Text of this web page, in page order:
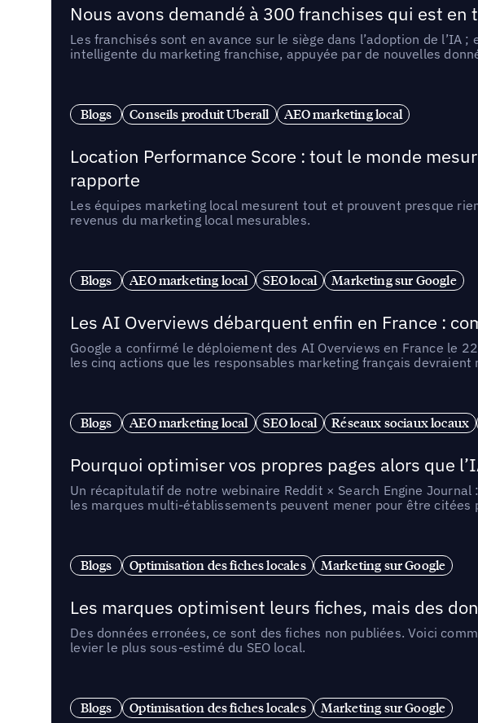
Nous avons demandé à 300 franchises qui est en
Les franchisés sont en avance sur le siège dans l’adoption de l’IA
intelligente du marketing franchise, appuyée par de nouvelles
Blogs Conseils produit Uberall AEO marketing local
Location Performance Score : tout le monde
rapporte
Les équipes marketing local mesurent tout et prouvent presque
revenus du marketing local mesurables.
Blogs AEO marketing local SEO local Marketing sur Google
Les AI Overviews débarquent enfin en France :
Google a confirmé le déploiement des AI Overviews en France le
les cinq actions que les responsables marketing français devraient
Blogs AEO marketing local SEO local Réseaux sociaux locaux
Pourquoi optimiser vos propres pages alors que
Un récapitulatif de notre webinaire Reddit × Search Engine
les marques multi-établissements peuvent mener pour être citées
Blogs Optimisation des fiches locales Marketing sur Google
Les marques optimisent leurs fiches, mais des
Des données erronées, ce sont des fiches non publiées. Voici
levier le plus sous-estimé du SEO local.
Blogs Optimisation des fiches locales Marketing sur Google